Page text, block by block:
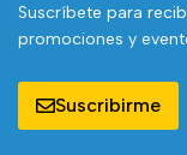
Suscríbete para
promociones y
Suscribirme